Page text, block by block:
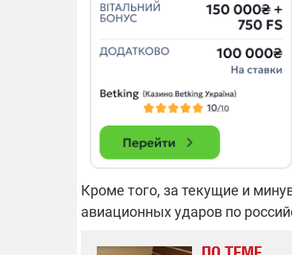
Кроме того, за текущие и
авиационных ударов по